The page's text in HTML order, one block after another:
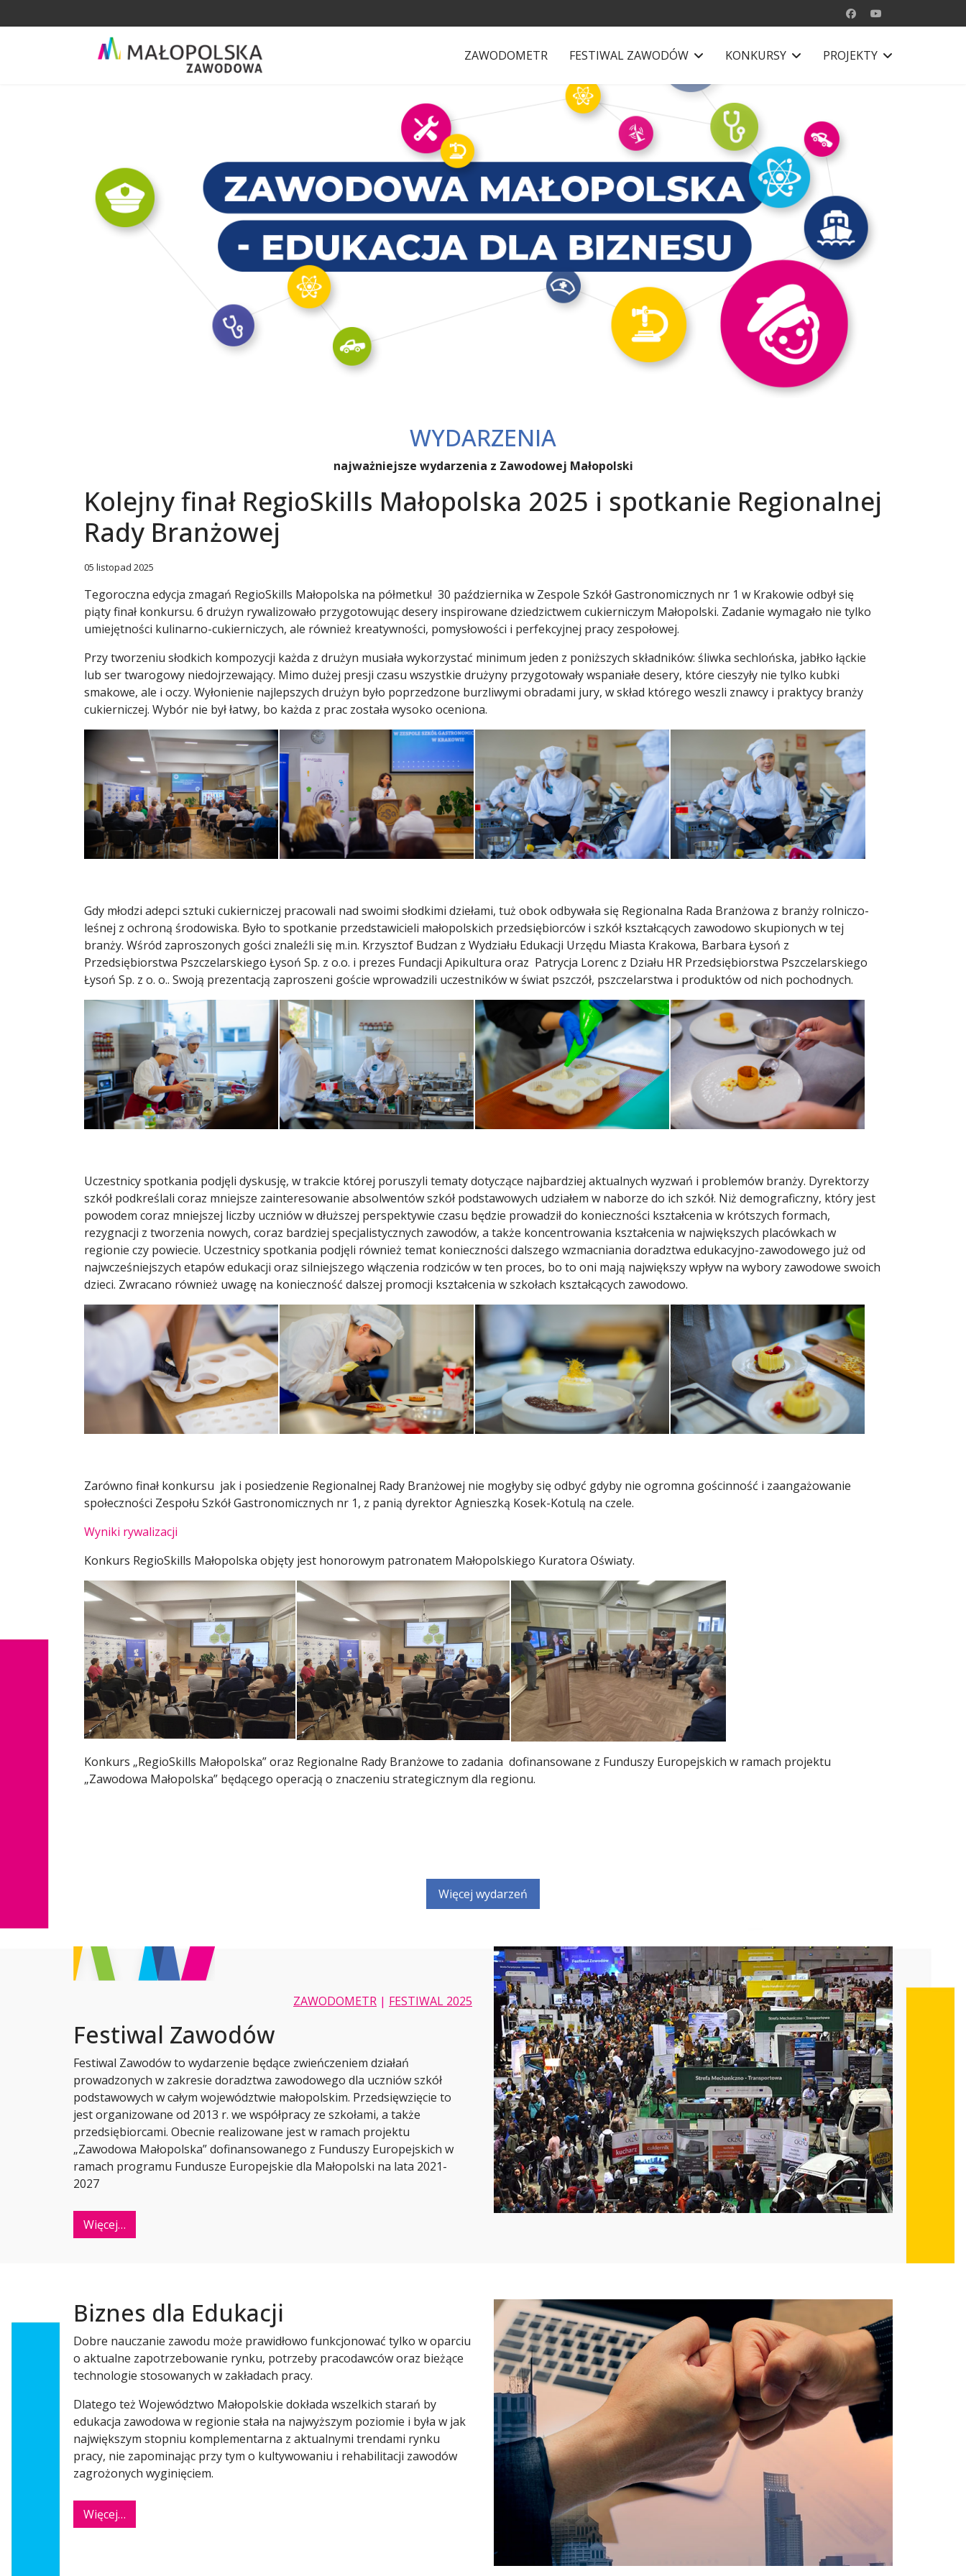
ZAWODOMETR FESTIWAL ZAWODÓW KONKURSY PROJEKTY
WYDARZENIA
najważniejsze wydarzenia z Zawodowej Małopolski
Kolejny finał RegioSkills Małopolska 2025 i spotkanie Regionalnej
Rady Branżowej
05 listopad 2025
Tegoroczna edycja zmagań RegioSkills Małopolska na półmetku! 30 października w Zespole Szkół Gastronomicznych nr 1 w Krakowie odbył się
piąty finał konkursu. 6 drużyn rywalizowało przygotowując desery inspirowane dziedzictwem cukierniczym Małopolski. Zadanie wymagało nie tylko
umiejętności kulinarno-cukierniczych, ale również kreatywności, pomysłowości i perfekcyjnej pracy zespołowej.
Przy tworzeniu słodkich kompozycji każda z drużyn musiała wykorzystać minimum jeden z poniższych składników: śliwka sechlońska, jabłko łąckie
lub ser twarogowy niedojrzewający. Mimo dużej presji czasu wszystkie drużyny przygotowały wspaniałe desery, które cieszyły nie tylko kubki
smakowe, ale i oczy. Wyłonienie najlepszych drużyn było poprzedzone burzliwymi obradami jury, w skład którego weszli znawcy i praktycy branży
cukierniczej. Wybór nie był łatwy, bo każda z prac została wysoko oceniona.
Gdy młodzi adepci sztuki cukierniczej pracowali nad swoimi słodkimi dziełami, tuż obok odbywała się Regionalna Rada Branżowa z branży rolniczo-
leśnej z ochroną środowiska. Było to spotkanie przedstawicieli małopolskich przedsiębiorców i szkół kształcących zawodowo skupionych w tej
branży. Wśród zaproszonych gości znaleźli się m.in. Krzysztof Budzan z Wydziału Edukacji Urzędu Miasta Krakowa, Barbara Łysoń z
Przedsiębiorstwa Pszczelarskiego Łysoń Sp. z o.o. i prezes Fundacji Apikultura oraz Patrycja Lorenc z Działu HR Przedsiębiorstwa Pszczelarskiego
Łysoń Sp. z o. o.. Swoją prezentacją zaproszeni goście wprowadzili uczestników w świat pszczół, pszczelarstwa i produktów od nich pochodnych.
Uczestnicy spotkania podjęli dyskusję, w trakcie której poruszyli tematy dotyczące najbardziej aktualnych wyzwań i problemów branży. Dyrektorzy
szkół podkreślali coraz mniejsze zainteresowanie absolwentów szkół podstawowych udziałem w naborze do ich szkół. Niż demograficzny, który jest
powodem coraz mniejszej liczby uczniów w dłuższej perspektywie czasu będzie prowadził do konieczności kształcenia w krótszych formach,
rezygnacji z tworzenia nowych, coraz bardziej specjalistycznych zawodów, a także koncentrowania kształcenia w największych placówkach w
regionie czy powiecie. Uczestnicy spotkania podjęli również temat konieczności dalszego wzmacniania doradztwa edukacyjno-zawodowego już od
najwcześniejszych etapów edukacji oraz silniejszego włączenia rodziców w ten proces, bo to oni mają największy wpływ na wybory zawodowe swoich
dzieci. Zwracano również uwagę na konieczność dalszej promocji kształcenia w szkołach kształcących zawodowo.
Zarówno finał konkursu jak i posiedzenie Regionalnej Rady Branżowej nie mogłyby się odbyć gdyby nie ogromna gościnność i zaangażowanie
społeczności Zespołu Szkół Gastronomicznych nr 1, z panią dyrektor Agnieszką Kosek-Kotulą na czele.
Wyniki rywalizacji
Konkurs RegioSkills Małopolska objęty jest honorowym patronatem Małopolskiego Kuratora Oświaty.
Konkurs „RegioSkills Małopolska” oraz Regionalne Rady Branżowe to zadania dofinansowane z Funduszy Europejskich w ramach projektu
„Zawodowa Małopolska” będącego operacją o znaczeniu strategicznym dla regionu.
Więcej wydarzeń
ZAWODOMETR | FESTIWAL 2025
Festiwal Zawodów
Festiwal Zawodów to wydarzenie będące zwieńczeniem działań
prowadzonych w zakresie doradztwa zawodowego dla uczniów szkół
podstawowych w całym województwie małopolskim. Przedsięwzięcie to
jest organizowane od 2013 r. we współpracy ze szkołami, a także
przedsiębiorcami. Obecnie realizowane jest w ramach projektu
„Zawodowa Małopolska” dofinansowanego z Funduszy Europejskich w
ramach programu Fundusze Europejskie dla Małopolski na lata 2021-
2027
Więcej…
Biznes dla Edukacji
Dobre nauczanie zawodu może prawidłowo funkcjonować tylko w oparciu
o aktualne zapotrzebowanie rynku, potrzeby pracodawców oraz bieżące
technologie stosowanych w zakładach pracy.
Dlatego też Województwo Małopolskie dokłada wszelkich starań by
edukacja zawodowa w regionie stała na najwyższym poziomie i była w jak
największym stopniu komplementarna z aktualnymi trendami rynku
pracy, nie zapominając przy tym o kultywowaniu i rehabilitacji zawodów
zagrożonych wyginięciem.
Więcej…